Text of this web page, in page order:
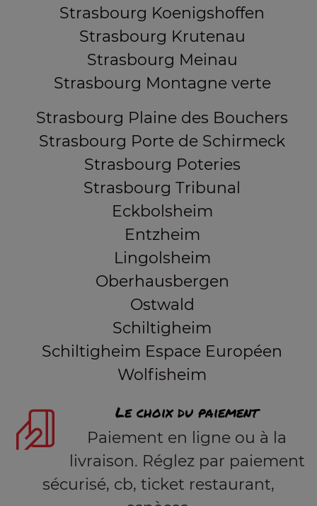
Strasbourg Koenigshoffen
Strasbourg Krutenau
Strasbourg Meinau
Strasbourg Montagne verte
Strasbourg Plaine des Bouchers
Strasbourg Porte de Schirmeck
Strasbourg Poteries
Strasbourg Tribunal
Eckbolsheim
Entzheim
Lingolsheim
Oberhausbergen
Ostwald
Schiltigheim
Schiltigheim Espace Européen
Wolfisheim
Le choix du paiement
Paiement en ligne ou à la
livraison. Réglez par paiement
sécurisé, cb, ticket restaurant,